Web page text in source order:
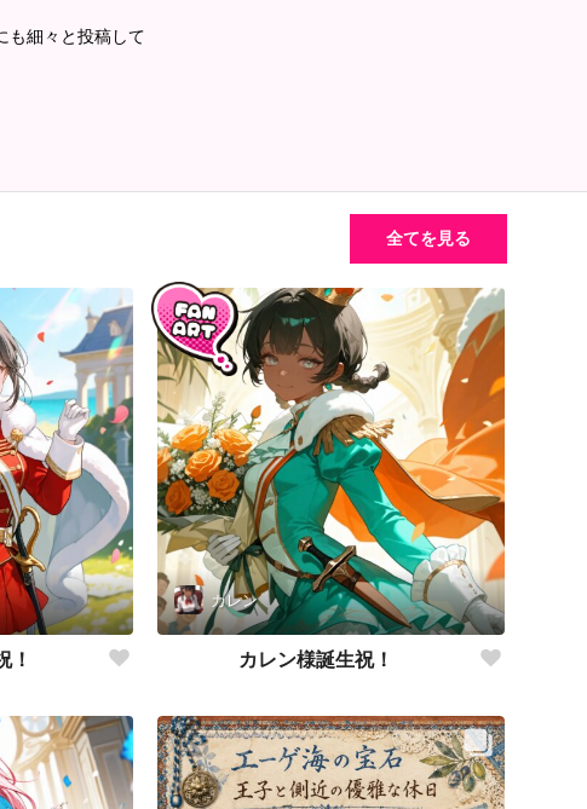
も細々と投稿して
全てを見る
！
カレン
カレン様誕生祝！